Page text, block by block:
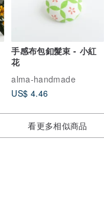
手感布包釦髮束 - 小紅
花
alma-handmade
US$ 4.46
看更多相似商品